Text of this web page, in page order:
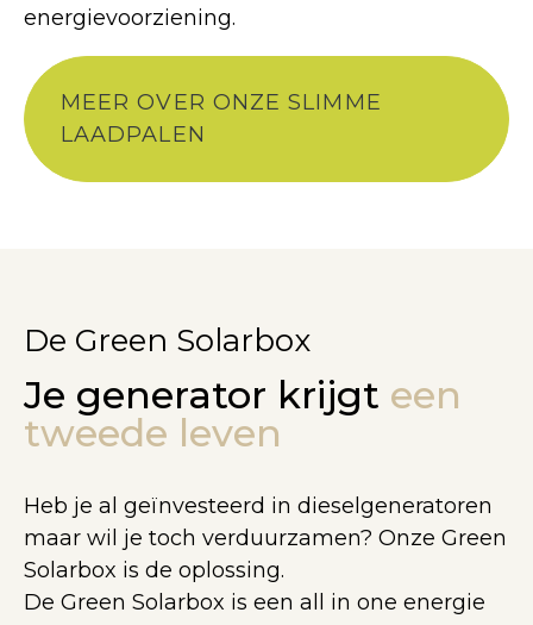
energievoorziening.
MEER OVER ONZE SLIMME
LAADPALEN
De Green Solarbox
Je generator krijgt een
tweede leven
Heb je al geïnvesteerd in dieselgeneratoren
maar wil je toch verduurzamen? Onze Green
Solarbox is de oplossing.
De Green Solarbox is een all in one energie